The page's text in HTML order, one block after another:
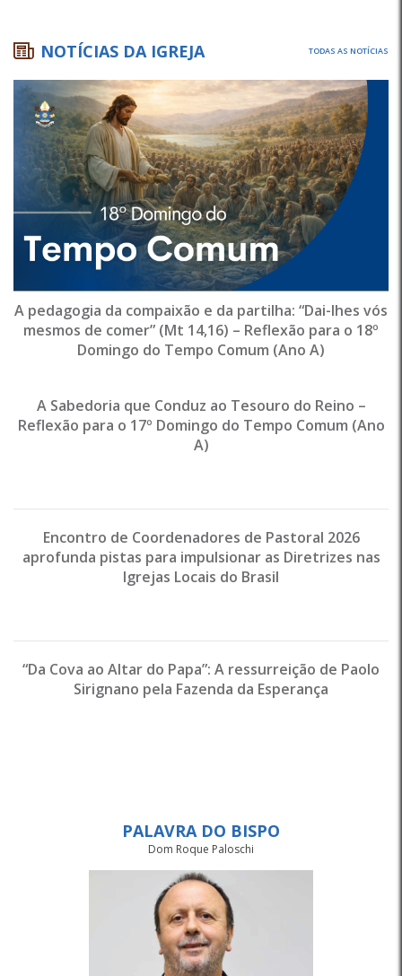
NOTÍCIAS DA IGREJA TODAS AS NOTÍCIAS
A pedagogia da compaixão e da partilha: “Dai-lhes vós
mesmos de comer” (Mt 14,16) – Reflexão para o 18º
Domingo do Tempo Comum (Ano A)
A Sabedoria que Conduz ao Tesouro do Reino –
Reflexão para o 17º Domingo do Tempo Comum (Ano
A)
Encontro de Coordenadores de Pastoral 2026
aprofunda pistas para impulsionar as Diretrizes nas
Igrejas Locais do Brasil
“Da Cova ao Altar do Papa”: A ressurreição de Paolo
Sirignano pela Fazenda da Esperança
PALAVRA DO BISPO
Dom Roque Paloschi